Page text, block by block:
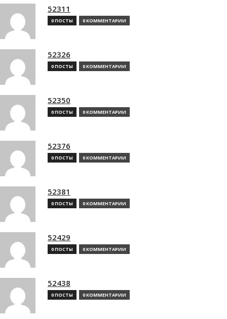
52311
0 ПОСТЫ 0 КОММЕНТАРИИ
52326
0 ПОСТЫ 0 КОММЕНТАРИИ
52350
0 ПОСТЫ 0 КОММЕНТАРИИ
52376
0 ПОСТЫ 0 КОММЕНТАРИИ
52381
0 ПОСТЫ 0 КОММЕНТАРИИ
52429
0 ПОСТЫ 0 КОММЕНТАРИИ
52438
0 ПОСТЫ 0 КОММЕНТАРИИ